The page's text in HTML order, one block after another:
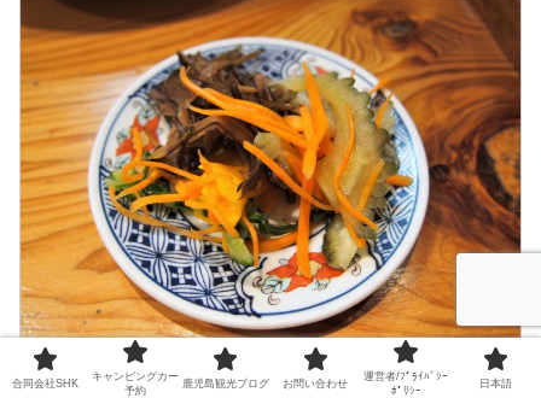
合同会社SHK
キャンピングカー
予約
鹿児島観光ブログ お問い合わせ
運営者/ﾌﾟﾗｲﾊﾞｼｰ
ﾎﾟﾘｼｰ
日本語